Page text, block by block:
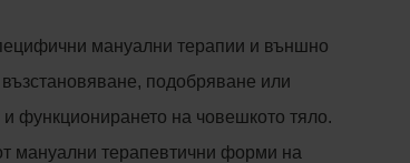
мануални терапии и външно
подобряване или
функционирането на човешкото тяло.
мануални терапевтични форми на